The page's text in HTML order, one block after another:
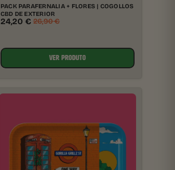
PACK PARAFERNALIA + FLORES | COGOLLOS
CBD DE EXTERIOR
24,20 € 26,90€
VER PRODUTO